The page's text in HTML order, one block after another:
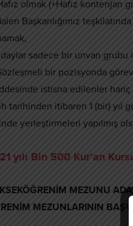
olmak (+Hafız kontenjan
Başkanlığımız
sadece bir unvan grubu
bir pozisyonda görev
istisna edilenler
tarihinden itibaren 1 (bir) yıl
yerleştirmeleri yapılmış
yılı Bin 500 Kur’an
MEZUNU
MEZUNLARININ